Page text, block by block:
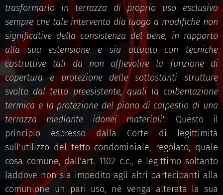
trasformarlo in terrazza di proprio uso esclusivo
sempre che tale intervento dia luogo a modifiche non
significative della consistenza del bene, in rapporto
alla sua estensione e sia attuato con tecniche
costruttive tali da non affievolire la funzione di
copertura e protezione delle sottostanti strutture
svolta dal tetto preesistente, quali la coibentazione
termica e la protezione del piano di calpestio di una
terrazza mediante idonei materiali". Questo il
principio espresso dalla Corte di legittimità
sull'utilizzo del tetto condominiale, regolato, quale
cosa comune, dall'art. 1102 c.c., e legittimo soltanto
laddove non sia impedito agli altri partecipanti alla
comunione un pari uso, né venga alterata la sua